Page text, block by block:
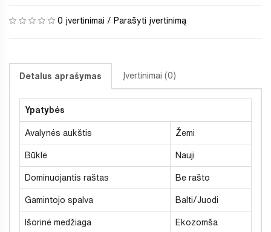
0 įvertinimai / Parašyti įvertinimą
Detalus aprašymas Įvertinimai (0)
Ypatybės
Avalynės aukštis Žemi
Būklė Nauji
Dominuojantis raštas Be rašto
Gamintojo spalva Balti/Juodi
Išorinė medžiaga Ekozomša